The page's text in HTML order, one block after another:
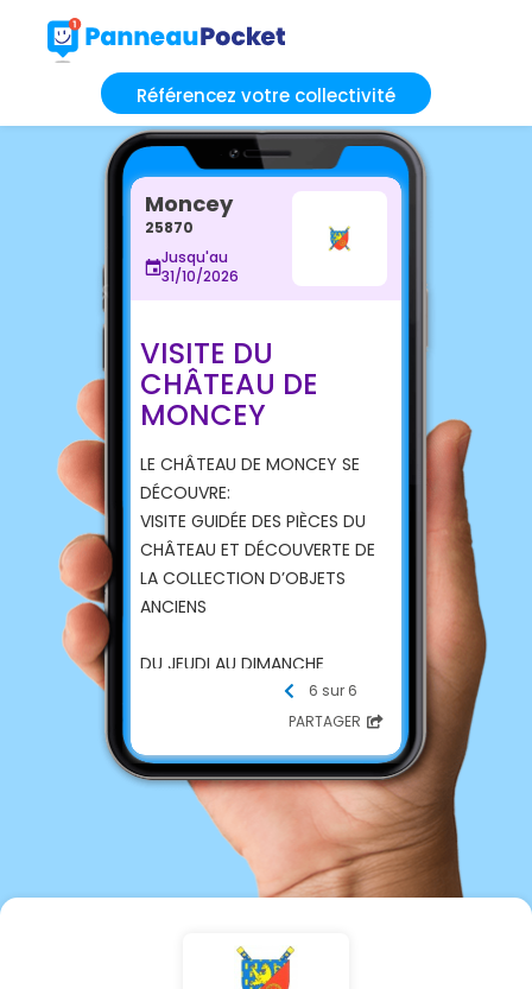
Référencez votre collectivité
Moncey
25870
Jusqu'au
31/10/2026
VISITE DU
CHÂTEAU DE
MONCEY
LE CHÂTEAU DE MONCEY SE
DÉCOUVRE:
VISITE GUIDÉE DES PIÈCES DU
CHÂTEAU ET DÉCOUVERTE DE
LA COLLECTION D’OBJETS
ANCIENS
DU JEUDI AU DIMANCHE
D'AVRIL À OCTOBRE, À 14H30
RÉSERVATIONS AU 03 63 42 97
98
OU AU 06 23 65 41 89
6 sur 6
PARTAGER